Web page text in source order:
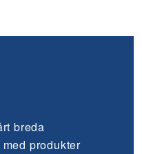
breda
produkter